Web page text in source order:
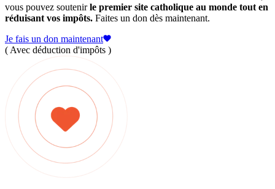
vous pouvez soutenirle premier site catholique au monde tout en
réduisant vos impôts. Faites un don dès maintenant.
Je fais un don maintenant
( Avec déduction d'impôts )